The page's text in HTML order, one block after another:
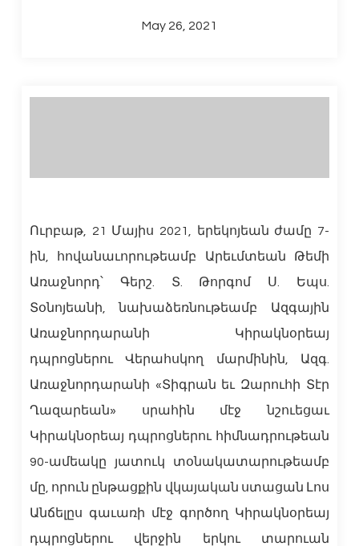
May 26, 2021
Ուրբաթ, 21 Մայիս 2021, երեկոյեան ժամը 7-
ին, հովանաւորութեամբ Արեւմտեան Թեմի
Առաջնորդ՝ Գերշ. Տ. Թորգոմ Ս. Եպս.
Տօնոյեանի, նախաձեռնութեամբ Ազգային
Առաջնորդարանի Կիրակնօրեայ
դպրոցներու Վերահսկող մարմինին, Ազգ.
Առաջնորդարանի «Տիգրան եւ Զարուհի Տէր
Ղազարեան» սրահին մէջ նշուեցաւ
Կիրակնօրեայ դպրոցներու հիմնադրութեան
90-ամեակը յատուկ տօնակատարութեամբ
մը, որուն ընթացքին վկայական ստացան Լոս
Անճելըս գաւառի մէջ գործող Կիրակնօրեայ
դպրոցներու վերջին երկու տարուան